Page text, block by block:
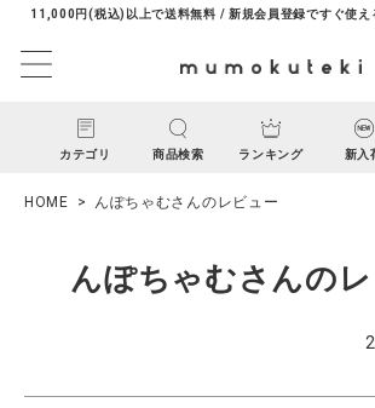
11,000円(税込)以上で送料無料 / 新規会員登録ですぐ使え
カテゴリ 商品検索 ランキング 新入
ACCOUNT MENU
HOME んぽちゃむさんのレビュー
んぽちゃむさんの